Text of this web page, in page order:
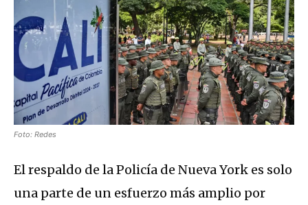
Foto: Redes
El respaldo de la Policía de Nueva York es solo
una parte de un esfuerzo más amplio por